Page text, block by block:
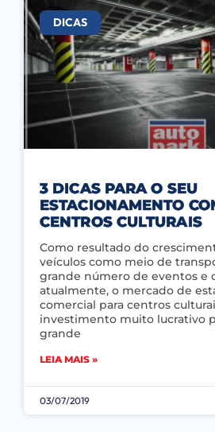
DICAS
3 DICAS PARA O SEU
ESTACIONAMENTO
CENTROS CULTURAIS
Como resultado do
veículos como meio de
grande número de eventos e
atualmente, o mercado de
comercial para centros
investimento muito lucrativo
grande
LEIA MAIS »
03/07/2019